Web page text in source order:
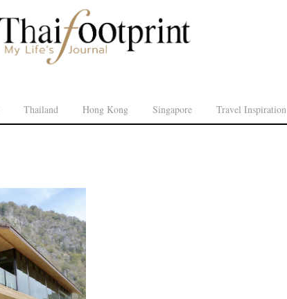
Thailand Hong Kong Singapore Travel Inspiration